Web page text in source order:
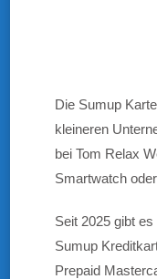
Die Sumup
kleineren
bei Tom Relax
Smartwatch
Seit 2025 gibt
Sumup
Prepaid